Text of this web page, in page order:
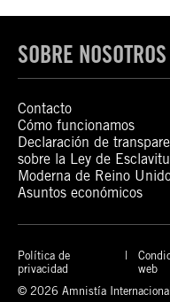
SOBRE NOSOTROS
Contacto
Cómo funcionamos
Declaración de
sobre la Ley de
Moderna de Reino
Asuntos económicos
Política de
privacidad
web
© 2026 Amnistía Internacional